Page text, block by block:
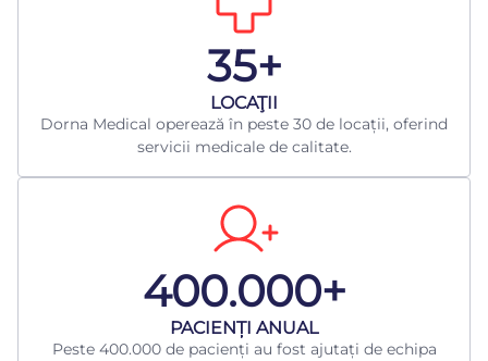
35+
LOCAŢII
Dorna Medical operează în peste 30 de locații, oferind
servicii medicale de calitate.
400.000+
​PACIENȚI ANUAL
Peste 400.000 de pacienți au fost ajutați de echipa